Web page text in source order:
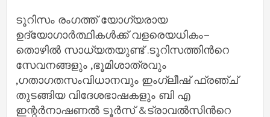
ടൂറിസം രംഗത്ത് യോഗ്യരായ
ഉദ്യോഗാർത്ഥികൾക്ക് വളരെയധികം–
തൊഴിൽ സാധ്യതയുണ്ട് .ടൂറിസത്തിൻറെ
സേവനങ്ങളും ,ഭൂമിശാത്രവും
,ഗതാഗതസംവിധാനവും ഇംഗ്ലീഷ് ഫ്രഞ്ച്
തുടങ്ങിയ വിദേശഭാഷകളും ബി എ
ഇന്റർനാഷണൽ ടൂർസ് &ട്രാവൽസിൻറെ